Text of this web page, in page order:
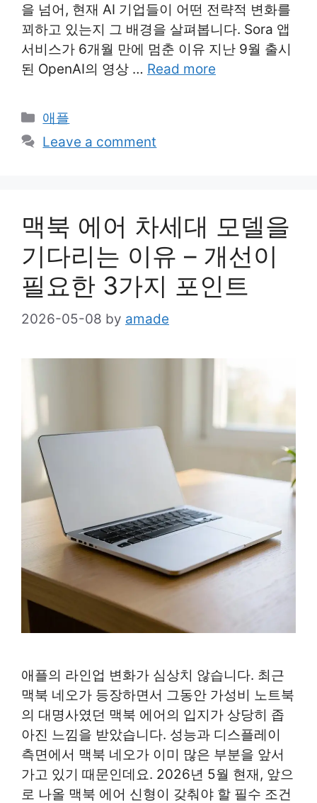
을 넘어, 현재 AI 기업들이 어떤 전략적 변화를
꾀하고 있는지 그 배경을 살펴봅니다. Sora 앱
서비스가 6개월 만에 멈춘 이유 지난 9월 출시
된 OpenAI의 영상 … Read more
Categories
애플
Leave a comment
맥북 에어 차세대 모델을
기다리는 이유 – 개선이
필요한 3가지 포인트
2026-05-08 by amade
애플의 라인업 변화가 심상치 않습니다. 최근
맥북 네오가 등장하면서 그동안 가성비 노트북
의 대명사였던 맥북 에어의 입지가 상당히 좁
아진 느낌을 받았습니다. 성능과 디스플레이
측면에서 맥북 네오가 이미 많은 부분을 앞서
가고 있기 때문인데요. 2026년 5월 현재, 앞으
로 나올 맥북 에어 신형이 갖춰야 할 필수 조건